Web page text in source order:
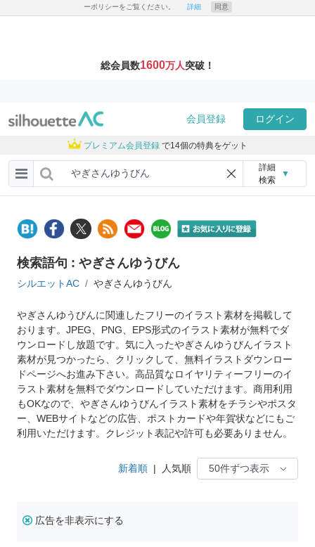
ーポリシーをご覧ください。 詳細 同意
総会員数1600万人突破！
会員登録 ログイン
プレミアム会員登録 で14個の特典をゲット
詳細
検索
▼
検索語句 : やぎさんゆうびん
シルエットAC やぎさんゆうびん
やぎさんゆうびんに関連したフリーのイラスト素材を掲載して
おります。JPEG、PNG、EPS形式のイラスト素材が無料でダ
ウンロードし放題です。気に入ったやぎさんゆうびんイラスト
素材が見つかったら、クリックして、無料イラストダウンロー
ドページへお進み下さい。高品質なロイヤリティーフリーのイ
ラスト素材を無料でダウンロードしていただけます。商用利用
もOKなので、やぎさんゆうびんイラスト素材をチラシやポスタ
ー、WEBサイトなどの広告、ポストカードや年賀状などにもご
利用いただけます。クレジット表記や許可も必要ありません。
新着順 | 人気順
広告を非表示にする